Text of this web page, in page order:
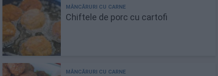
Chiftele de porc cu cartofi